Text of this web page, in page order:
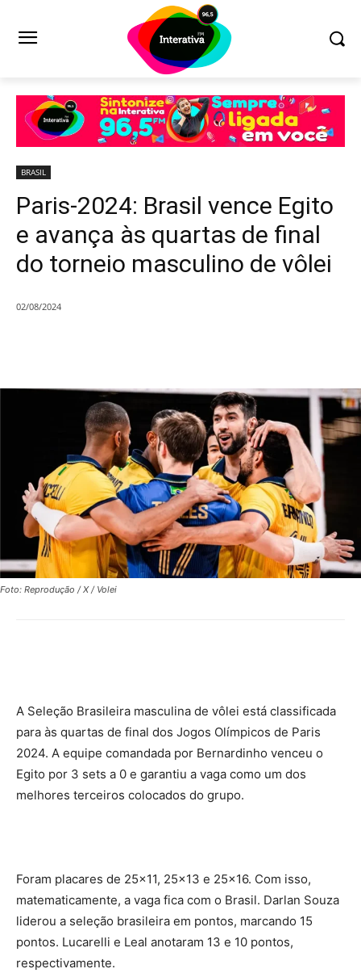
BRASIL
Paris-2024: Brasil vence Egito
e avança às quartas de final
do torneio masculino de vôlei
02/08/2024
Foto: Reprodução / X / Volei
A Seleção Brasileira masculina de vôlei está classificada
para às quartas de final dos Jogos Olímpicos de Paris
2024. A equipe comandada por Bernardinho venceu o
Egito por 3 sets a 0 e garantiu a vaga como um dos
melhores terceiros colocados do grupo.
Foram placares de 25×11, 25×13 e 25×16. Com isso,
matematicamente, a vaga fica com o Brasil. Darlan Souza
liderou a seleção brasileira em pontos, marcando 15
pontos. Lucarelli e Leal anotaram 13 e 10 pontos,
respectivamente.